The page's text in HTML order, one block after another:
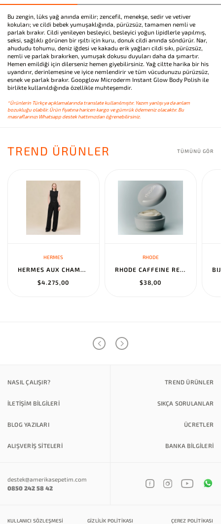
Bu zengin, lüks yağ anında emilir; zencefil, menekşe, sedir ve vetiver
kokuları; ve cildi bebek yumuşaklığında, pürüzsüz, tamamen nemli ve
parlak bırakır. Cildi yenileyen besleyici, besleyici yoğun lipidlerle yapılmış,
seksi, sağlıklı görünen bir ışıltı için kuru, donuk cildi anında söndürür. Nar,
ahududu tohumu, deniz iğdesi ve kakadu erik yağları cildi sıkı, pürüzsüz,
nemli ve parlak bırakırken, yumuşak dokusu duyuları daha da şımartır.
Hemen emildiği için dilerseniz hemen giyebilirsiniz. Yağ ciltte harika bir his
uyandırır, derinlemesine ve iyice nemlendirir ve tüm vücudunuzu pürüzsüz,
esnek ve parlak bırakır. Goopglow Microderm Instant Glow Body Polish ile
birlikte kullanıldığında özellikle muhteşemdir.
*Ürünlerin Türkçe açıklamalarında translate kullanılmıştır. Yazım yanlışı ya da anlam
bozukluğu olabilir. Ürün fiyatına haricen kargo ve gümrük ödemeniz olacaktır. Bu
masraflarınızı Whatsapp destek hattımızdan öğrenebilirsiniz.
TREND ÜRÜNLER TÜMÜNÜ GÖR
HERMES
HERMES AUX CHAMPS EN FLEURS" PANTS NOIR
$4.275,00
RHODE
RHODE CAFFEINE RESET SCULPTING CREAM MASK
$38,00
NASIL ÇALIŞIR? TREND ÜRÜNLER
İLETİŞİM BİLGİLERİ SIKÇA SORULANLAR
BLOG YAZILARI ÜCRETLER
ALIŞVERİŞ SİTELERİ BANKA BILGILERI
destek@amerikasepetim.com
0850 242 58 42
KULLANICI SÖZLEŞMESI GIZLILIK POLITIKASI ÇEREZ POLITIKASI